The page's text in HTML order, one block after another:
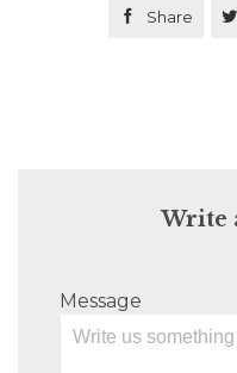
 Share 
Write
Message